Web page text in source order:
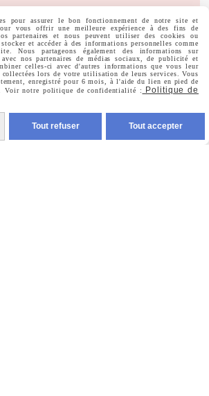
pour assurer le bon fonctionnement de notre site et
vous offrir une meilleure expérience à des fins de
partenaires et nous peuvent utiliser des cookies ou
et accéder à des informations personnelles comme
Nous partageons également des informations sur
nos partenaires de médias sociaux, de publicité et
celles-ci avec d'autres informations que vous leur
lors de votre utilisation de leurs services. Vous
enregistré pour 6 mois, à l'aide du lien en pied de
Voir notre politique de confidentialité :
Politique de
Tout refuser Tout accepter